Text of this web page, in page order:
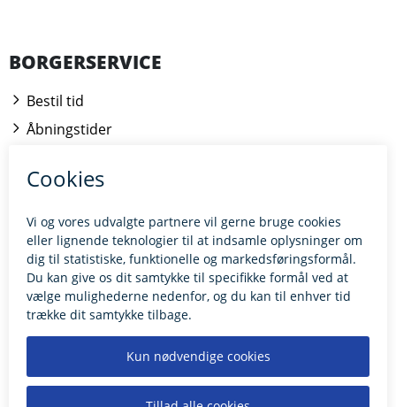
BORGERSERVICE
Bestil tid
Åbningstider
Kontakt borgerrådgiveren
BILLUND.DK
Tilgængelighedserklæring
Giv feedback til hjemmesiden